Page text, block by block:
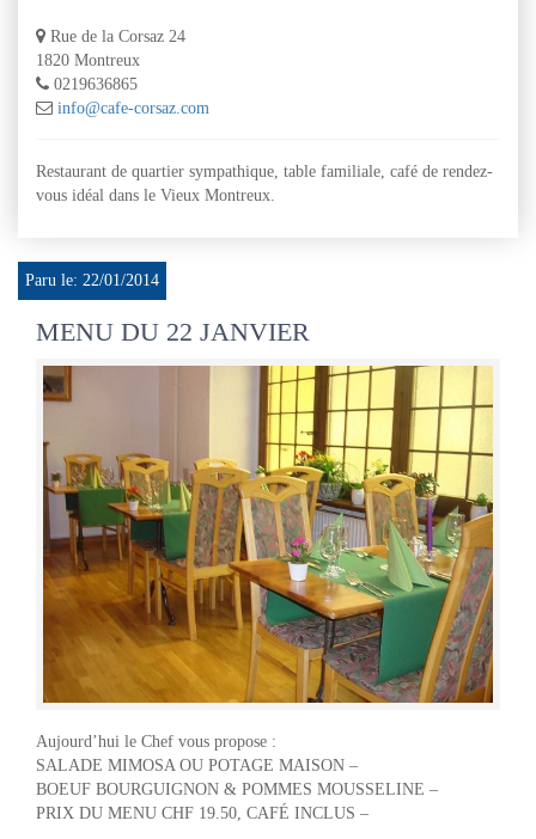
Rue de la Corsaz 24
1820 Montreux
0219636865
info@cafe-corsaz.com
Restaurant de quartier sympathique, table familiale, café de rendez-
vous idéal dans le Vieux Montreux.
Paru le: 22/01/2014
MENU DU 22 JANVIER
Aujourd’hui le Chef vous propose :
SALADE MIMOSA OU POTAGE MAISON –
BOEUF BOURGUIGNON & POMMES MOUSSELINE –
PRIX DU MENU CHF 19.50, CAFÉ INCLUS –